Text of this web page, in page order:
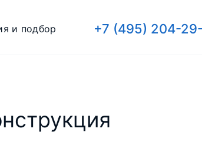
и подбор
+7 (495) 204-